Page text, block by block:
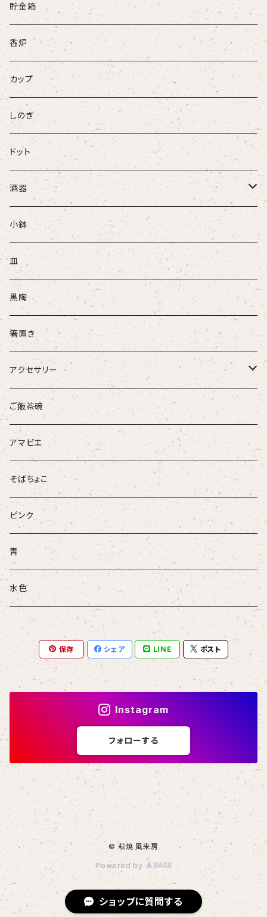
牛
ネコ
ウサギ
パンダ
貯金箱
香炉
カップ
しのぎ
ドット
酒器
ぐい吞
盃
酒注ぎ
小鉢
皿
黒陶
箸置き
アクセサリー
ループタイ
ブローチ
ご飯茶碗
アマビエ
そばちょこ
ピンク
青
水色
保存 シェア LINE ポスト
Instagram
フォローする
© 萩焼 風来房
Powered by
ショップに質問する